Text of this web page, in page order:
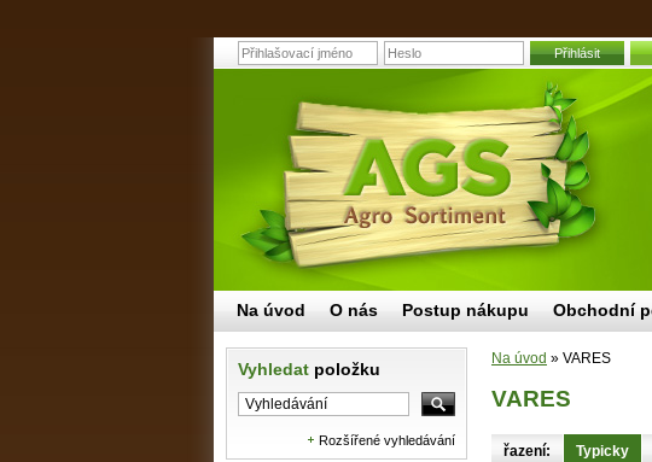
Přihlásit
Vyhledat položku
Rozšířené vyhledávání
Na úvod » VARES
VARES
řazení: Typicky
Na úvod O nás Postup nákupu Obchodní